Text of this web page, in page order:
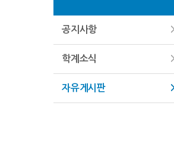
공지사항
학계소식
자유게시판